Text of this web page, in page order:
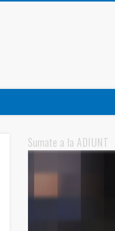
Sumate a la ADIUNT